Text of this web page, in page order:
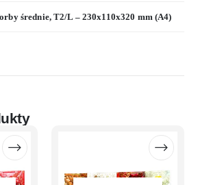
średnie, T2/L – 230x110x320 mm (A4)